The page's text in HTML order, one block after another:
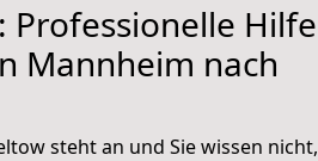
Professionelle Hilfe
Mannheim nach
steht an und Sie wissen nicht,